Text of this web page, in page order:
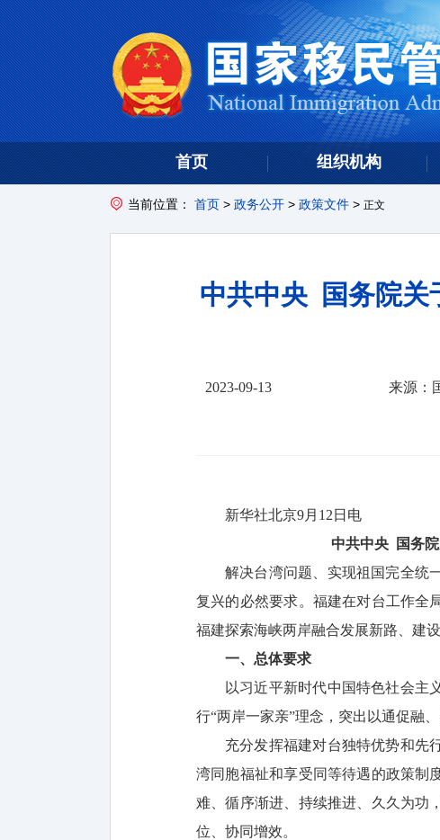
首页 组织机构
当前位置： 首页 > 政务公开 > 政策文件 > 正文
中共中央 国务院关
2023-09-13 来源：
新华社北京9月12日电
中共中央 国务
解决台湾问题、实现祖国完全统
复兴的必然要求。福建在对台工作全
福建探索海峡两岸融合发展新路、建
一、总体要求
以习近平新时代中国特色社会主
行“两岸一家亲”理念，突出以通促融
充分发挥福建对台独特优势和先
湾同胞福祉和享受同等待遇的政策制
难、循序渐进、持续推进、久久为功
位、协同增效。